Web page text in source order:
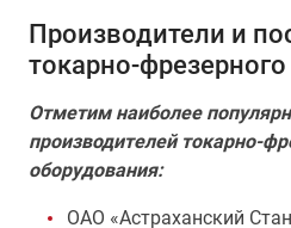
Производители и
токарно-
Отметим наиболее
производителей токарно-
оборудования:
ОАО «Астраханский